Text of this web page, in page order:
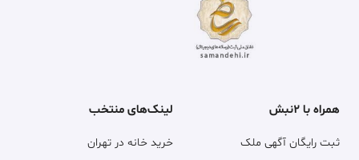
همراه با ۲نبش
ثبت رایگان آگهی ملک
لینک‌های منتخب
خرید خانه در تهران